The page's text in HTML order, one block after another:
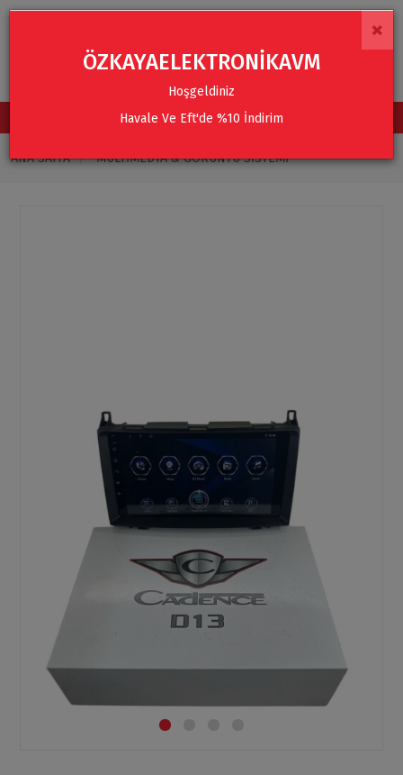
TÜM KATEGORİLER
ANA SAYFA MULTIMEDYA & GÖRÜNTÜ SISTEMI
×
ÖZKAYAELEKTRONİKAVM
Hoşgeldiniz
Havale Ve Eft'de %10 İndirim